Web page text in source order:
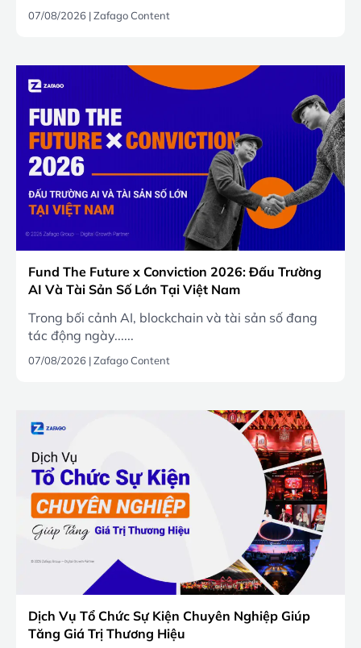
07/08/2026 |Zafago Content
Fund The Future x Conviction 2026: Đấu Trường
AI Và Tài Sản Số Lớn Tại Việt Nam
Trong bối cảnh AI, blockchain và tài sản số đang
tác động ngày......
07/08/2026 |Zafago Content
Dịch Vụ Tổ Chức Sự Kiện Chuyên Nghiệp Giúp
Tăng Giá Trị Thương Hiệu